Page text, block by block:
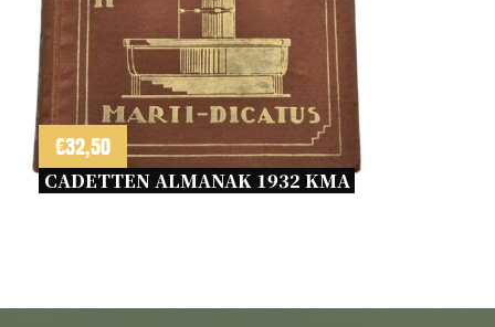
€32,50
CADETTEN ALMANAK 1932 KMA